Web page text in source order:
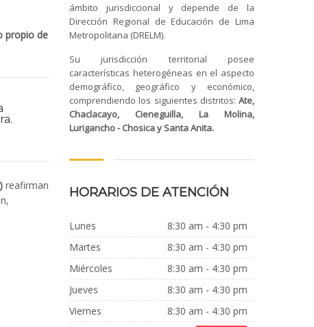
propio de
reafirman
ámbito jurisdiccional y depende de la
Dirección Regional de Educación de Lima
Metropolitana (DRELM).
Su jurisdicción territorial posee
características heterogéneas en el aspecto
demográfico, geográfico y económico,
comprendiendo los siguientes distritos: Ate,
Chaclacayo, Cieneguilla, La Molina,
Lurigancho - Chosica y Santa Anita.
HORARIOS DE ATENCIÓN
Lunes
8:30 am - 4:30 pm
Martes
8:30 am - 4:30 pm
Miércoles
8:30 am - 4:30 pm
jueves
8:30 am - 4:30 pm
Viernes
8:30 am - 4:30 pm